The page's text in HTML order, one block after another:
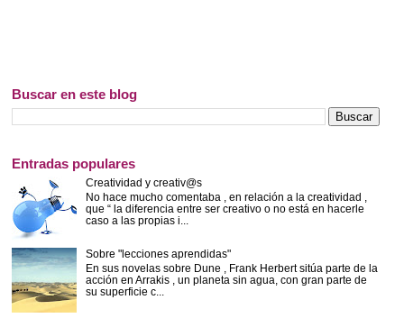
Buscar en este blog
Entradas populares
Creatividad y creativ@s
No hace mucho comentaba , en relación a la creatividad ,
que “ la diferencia entre ser creativo o no está en hacerle
caso a las propias i...
Sobre "lecciones aprendidas"
En sus novelas sobre Dune , Frank Herbert sitúa parte de la
acción en Arrakis , un planeta sin agua, con gran parte de
su superficie c...